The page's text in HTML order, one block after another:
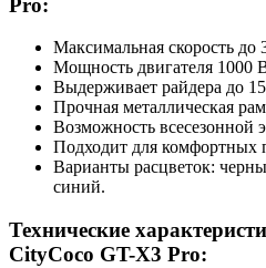
Максимальная скорость до
Мощность двигателя 1000
Выдерживает райдера до
Прочная металлическая
Возможность всесезонной
Подходит для комфортных
Варианты расцветок:
синий.
Технические
CityCoco GT-X3 Pro: